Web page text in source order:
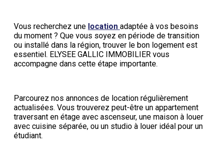
Vous recherchez une location adaptée à vos besoins
du moment ? Que vous soyez en période de transition
ou installé dans la région, trouver le bon logement est
essentiel. ELYSEE GALLIC IMMOBILIER vous
accompagne dans cette étape importante.
Parcourez nos annonces de location régulièrement
actualisées. Vous trouverez peut-être un appartement
traversant en étage avec ascenseur, une maison à louer
avec cuisine séparée, ou un studio à louer idéal pour un
étudiant.